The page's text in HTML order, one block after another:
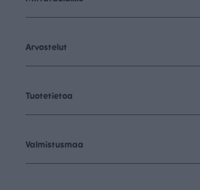
Arvostelut
Tuotetietoa
Valmistusmaa